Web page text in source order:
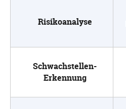
Risikoanalyse
Schwachstellen-
Erkennung